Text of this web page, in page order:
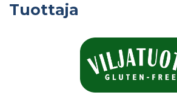
Tuottaja